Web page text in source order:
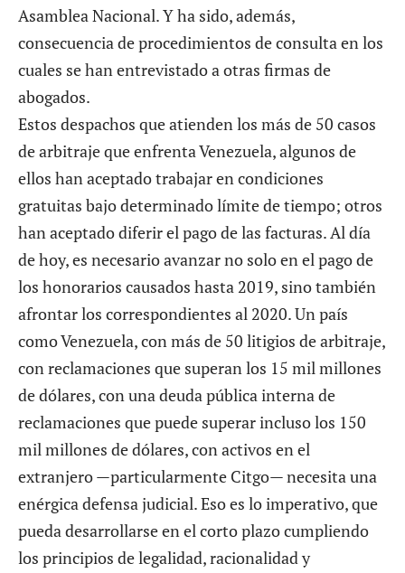
Asamblea Nacional. Y ha sido, además,
consecuencia de procedimientos de consulta en los
cuales se han entrevistado a otras firmas de
abogados.
Estos despachos que atienden los más de 50 casos
de arbitraje que enfrenta Venezuela, algunos de
ellos han aceptado trabajar en condiciones
gratuitas bajo determinado límite de tiempo; otros
han aceptado diferir el pago de las facturas. Al día
de hoy, es necesario avanzar no solo en el pago de
los honorarios causados hasta 2019, sino también
afrontar los correspondientes al 2020. Un país
como Venezuela, con más de 50 litigios de arbitraje,
con reclamaciones que superan los 15 mil millones
de dólares, con una deuda pública interna de
reclamaciones que puede superar incluso los 150
mil millones de dólares, con activos en el
extranjero —particularmente Citgo— necesita una
enérgica defensa judicial. Eso es lo imperativo, que
pueda desarrollarse en el corto plazo cumpliendo
los principios de legalidad, racionalidad y